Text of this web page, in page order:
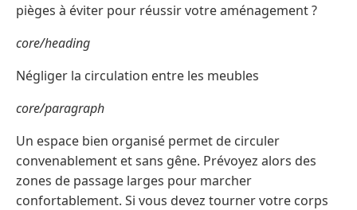
pièges à éviter pour réussir votre aménagement ?
core/heading
Négliger la circulation entre les meubles
core/paragraph
Un espace bien organisé permet de circuler
convenablement et sans gêne. Prévoyez alors des
zones de passage larges pour marcher
confortablement. Si vous devez tourner votre corps